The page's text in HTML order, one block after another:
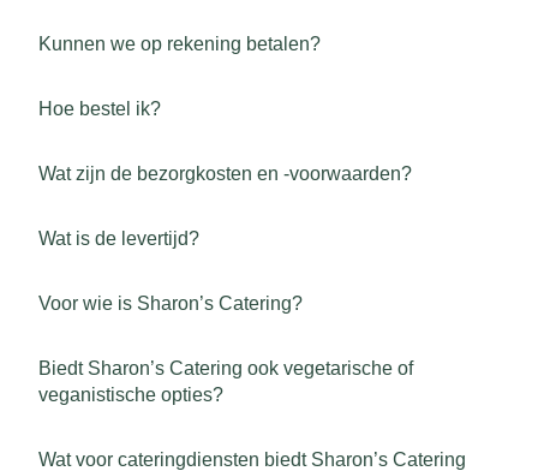
Kunnen we op rekening betalen?
Hoe bestel ik?
Wat zijn de bezorgkosten en -voorwaarden?
Wat is de levertijd?
Voor wie is Sharon’s Catering?
Biedt Sharon’s Catering ook vegetarische of
veganistische opties?
Wat voor cateringdiensten biedt Sharon’s Catering